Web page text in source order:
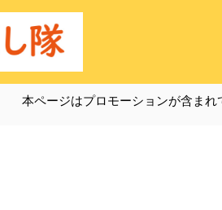
本ページはプロモーションが含まれ